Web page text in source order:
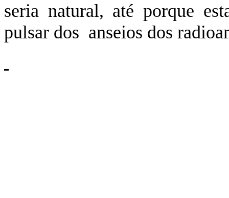
seria natural, até porque
pulsar dos anseios dos